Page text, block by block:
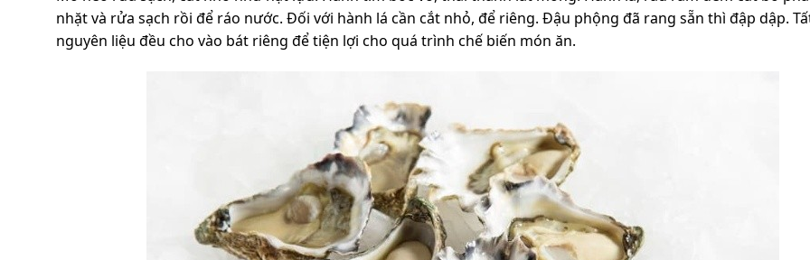
nhặt và rửa sạch rồi để ráo nước. Đối với hành lá cần cắt nhỏ, để riêng. Đậu phộng đã rang sẵn thì đập dập.
nguyên liệu đều cho vào bát riêng để tiện lợi cho quá trình chế biến món ăn.